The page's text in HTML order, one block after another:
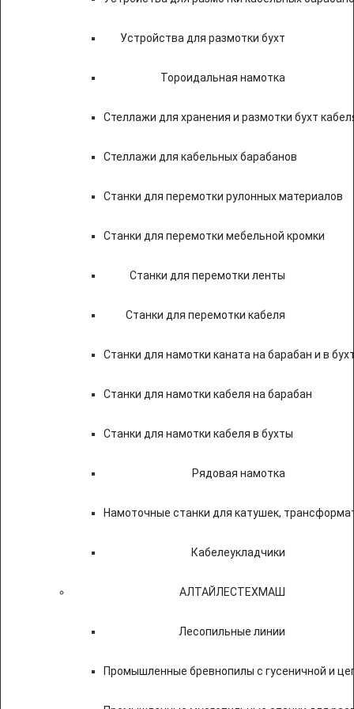
Устройства для размотки бухт
Тороидальная намотка
Стеллажи для хранения и размотки бухт
Стеллажи для кабельных барабанов
Станки для перемотки рулонных материалов
Станки для перемотки мебельной кромки
Станки для перемотки ленты
Станки для перемотки кабеля
Станки для намотки каната на барабан и в
Станки для намотки кабеля на барабан
Станки для намотки кабеля в бухты
Рядовая намотка
Намоточные станки для катушек,
Кабелеукладчики
АЛТАЙЛЕСТЕХМАШ
Лесопильные линии
Промышленные бревнопилы с гусеничной и